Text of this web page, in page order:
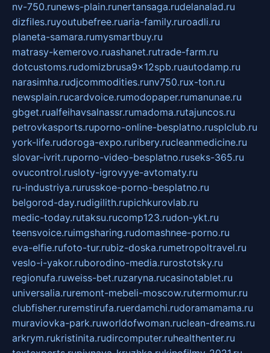
nv-750.runews-plain.runertansaga.rudelanalad.ru
dizfiles.ruyoutubefree.ruaria-family.ruroadli.ru
planeta-samara.rumysmartbuy.ru
matrasy-kemerovo.ruashanet.rutrade-farm.ru
dotcustoms.rudomizbrusa9x12spb.ruautodamp.ru
narasimha.rudjcommodities.runv750.rux-ton.ru
newsplain.rucardvoice.rumodopaper.rumanunae.ru
gbget.rualfeihavsalnassr.rumadoma.rutajuncos.ru
petrovkasports.ruporno-online-besplatno.rusplclub.ru
york-life.rudoroga-expo.ruribery.rucleanmedicine.ru
slovar-ivrit.ruporno-video-besplatno.ruseks-365.ru
ovucontrol.rusloty-igrovyye-avtomaty.ru
ru-industriya.rurusskoe-porno-besplatno.ru
belgorod-day.rudigilith.rupichkurovlab.ru
medic-today.rutaksu.rucomp123.rudon-ykt.ru
teensvoice.ruimgsharing.rudomashnee-porno.ru
eva-elfie.rufoto-tur.rubiz-doska.rumetropoltravel.ru
veslo-i-yakor.ruborodino-media.rurostotsky.ru
regionufa.ruweiss-bet.ruzaryna.rucasinotablet.ru
universalia.ruremont-mebeli-moscow.rutermomur.ru
clubfisher.ruremstirufa.ruerdamchi.rudoramamama.ru
muraviovka-park.ruworldofwoman.ruclean-dreams.ru
arkrym.rukristinita.rudircomputer.ruhealthenter.ru